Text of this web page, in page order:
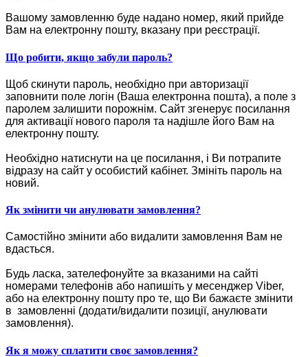
Вашому замовленню буде надано номер, який прийде
Вам на електронну пошту, вказану при реєстрації.
Що робити, якщо забули пароль?
Щоб скинути пароль, необхідно при авторизації
заповнити поле логін (Ваша електронна пошта), а поле з
паролем залишити порожнім. Сайт згенерує посилання
для активації нового пароля та надішле його Вам на
електронну пошту.
Необхідно натиснути на це посилання, і Ви потрапите
відразу на сайт у особистий кабінет. Змініть пароль на
новий.
Як змінити чи анулювати замовлення?
Самостійно змінити або видалити замовлення Вам не
вдасться.
Будь ласка, зателефонуйте за вказаними на сайті
номерами телефонів або напишіть у месенджер Viber,
або на електронну пошту про те, що Ви бажаєте змінити
в замовленні (додати/видалити позиції, анулювати
замовлення).
Як я можу сплатити своє замовлення?